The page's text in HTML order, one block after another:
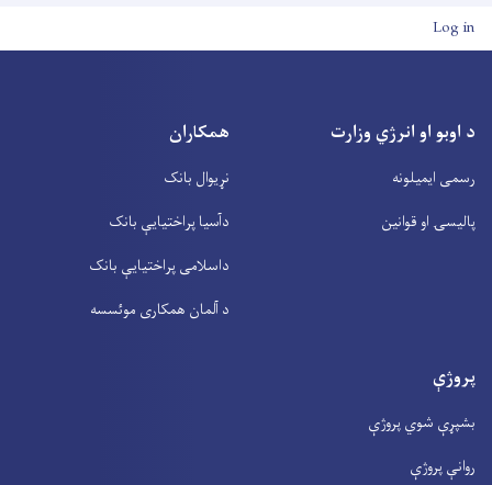
User account menu
Log in
د اوبو او انرژي وزارت
رسمی ایمیلونه
پالیسۍ او قوانین
همکاران
نړیوال بانک
دآسیا پراختیايې بانک
داسلامی پراختیايې بانک
د آلمان همکاری موئسسه
پروژې
بشپړې شوي پروژې
روانې پروژې